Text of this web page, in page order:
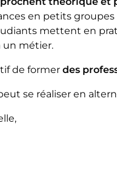
en petits
mettent en
un métier.
de former des
se réaliser en